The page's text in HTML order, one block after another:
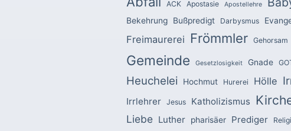
ACK Apostasie Apostellehre
Bekehrung Bußpredigt Darbysmus
Freimaurerei Frömmler Gehorsam
Gemeinde Gesetzlosigkeit Gnade
Heuchelei Hochmut Hurerei Hölle
Irrlehrer Jesus Katholizismus
Liebe Luther pharisäer Prediger